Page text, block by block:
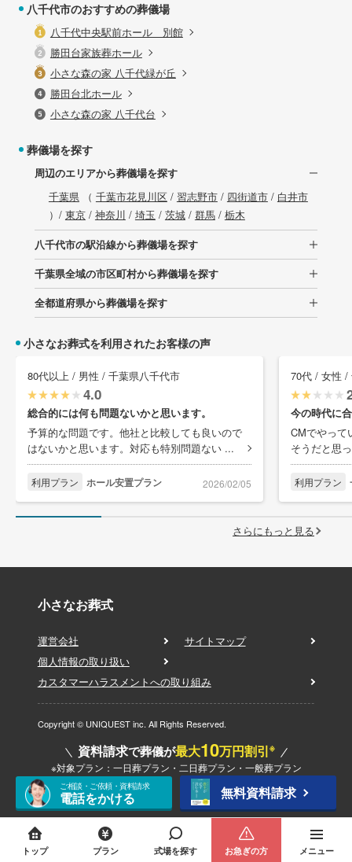
八千代市のおすすめの葬儀場
八千代中央駅前ホール 別館
勝田台家族葬ホール
小さな森の家 八千代緑が丘
勝田台北ホール
小さな森の家 八千代台
葬儀場を探す
周辺のエリアから葬儀場を探す
千葉県（ 千葉市花見川区 / 習志野市/ 四街道市/ 白井市
）/ 東京/ 神奈川 / 埼玉 / 茨城/ 群馬/ 栃木
八千代市の駅沿線から葬儀場を探す
千葉県全域の市区町村から葬儀場を探す
全都道府県から葬儀場を探す
小さなお葬式を利用されたお客様の声
80代以上 / 男性 / 千葉県八千代市
4.0
総合的には何も問題ないかと思います。
予算的な問題です。他社と比較しても良いので
はないかと思います。対応も特別問題ない ...
利用プラン ホール安置プラン 2026/02/05
70代 / 女性 /
今の時代に
CMでやって
そうだと思
利用プラン
さらにもっと見る
小さなお葬式
運営会社
サイトマップ
個人情報の取り扱い
カスタマーハラスメントへの取り組み
Copyright © UNIQUEST inc. All Rights Reserved.
資料請求で葬儀が最大10万円割引※
※対象プラン：一日葬プラン・二日葬プラン・一般葬プラン
ご相談・ご依頼・資料請求
電話をかける 無料資料請求
トップ プラン 式場を探す お急ぎの方 メニュー